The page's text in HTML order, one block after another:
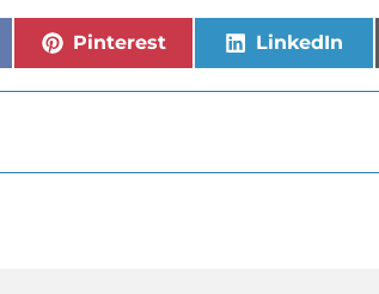
Pinterest LinkedIn